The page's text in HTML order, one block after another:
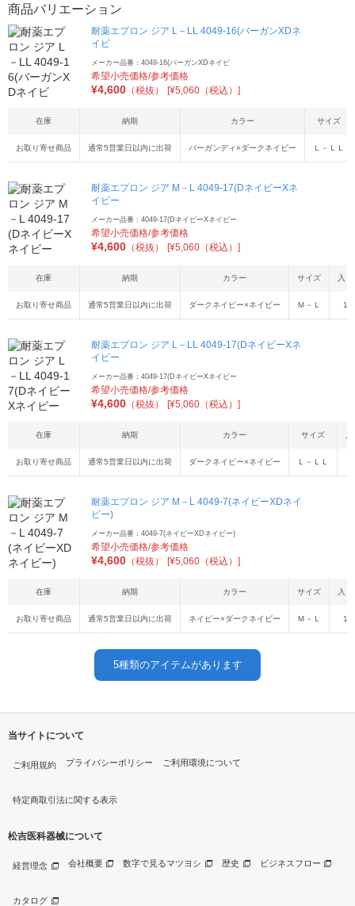
商品バリエーション
耐薬エプロン ジア L－LL 4049-16(バーガンXDネ
イビ
メーカー品番：4049-16(バーガンXDネイビ
希望小売価格/参考価格
¥4,600 （税抜） [¥5,060（税込）]
在庫 納期 カラー サイズ
お取り寄せ商品 通常5営業日以内に出荷 バーガンディ×ダークネイビー Ｌ－ＬＬ
耐薬エプロン ジア M－L 4049-17(DネイビーXネ
イビー
メーカー品番：4049-17(DネイビーXネイビー
希望小売価格/参考価格
¥4,600 （税抜） [¥5,060（税込）]
在庫 納期 カラー サイズ 入
お取り寄せ商品 通常5営業日以内に出荷 ダークネイビー×ネイビー Ｍ－Ｌ 1枚
耐薬エプロン ジア L－LL 4049-17(DネイビーXネ
イビー
メーカー品番：4049-17(DネイビーXネイビー
希望小売価格/参考価格
¥4,600 （税抜） [¥5,060（税込）]
在庫 納期 カラー サイズ
お取り寄せ商品 通常5営業日以内に出荷 ダークネイビー×ネイビー Ｌ－ＬＬ
耐薬エプロン ジア M－L 4049-7(ネイビーXDネイ
ビー)
メーカー品番：4049-7(ネイビーXDネイビー)
希望小売価格/参考価格
¥4,600 （税抜） [¥5,060（税込）]
在庫 納期 カラー サイズ 入
お取り寄せ商品 通常5営業日以内に出荷 ネイビー×ダークネイビー Ｍ－Ｌ 1枚
5種類のアイテムがあります
当サイトについて
ご利用規約 プライバシーポリシー ご利用環境について
特定商取引法に関する表示
松吉医科器械について
経営理念 会社概要 数字で見るマツヨシ 歴史 ビジネスフロー
カタログ